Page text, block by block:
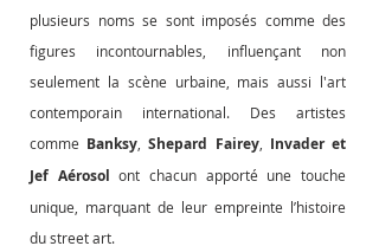
plusieurs noms se sont imposés comme des
figures incontournables, influençant non
seulement la scène urbaine, mais aussi l'art
contemporain international. Des artistes
comme Banksy , Shepard Fairey, Invader et
Jef Aérosol ont chacun apporté une touche
unique, marquant de leur empreinte l’histoire
du street art.